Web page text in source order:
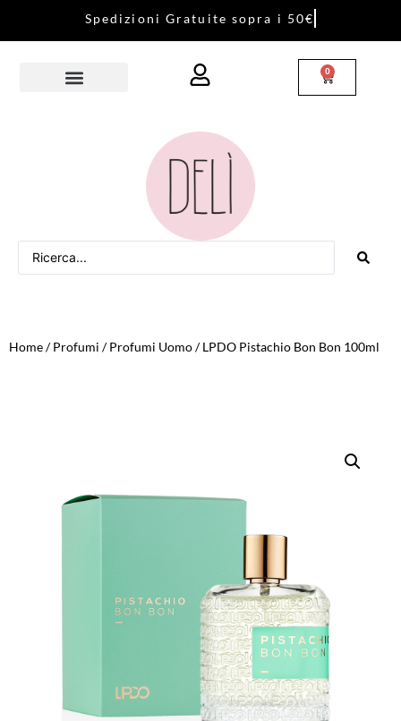
Sped izi on i Gratu ite sopra i 50€
0
Home/Profumi /Profumi Uomo/ LPDO Pistachio Bon Bon 100ml